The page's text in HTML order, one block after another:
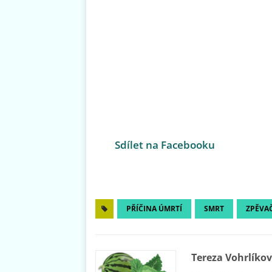
Sdílet na Facebooku
PŘÍČINA ÚMRTÍ SMRT
Tereza